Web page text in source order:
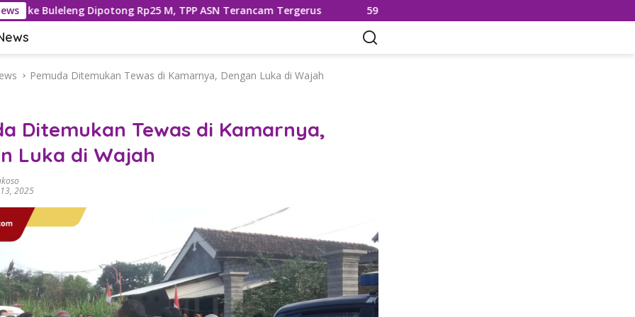
Dipotong Rp25 M, TPP ASN Terancam Tergerus 593 Kg Sisik dan Kuku Trenggiling Diamankan, 2 Tersangka
Pemuda Ditemukan Tewas di Kamarnya, Dengan Luka di Wajah
Ditemukan Tewas di Kamarnya,
Luka di Wajah
2025